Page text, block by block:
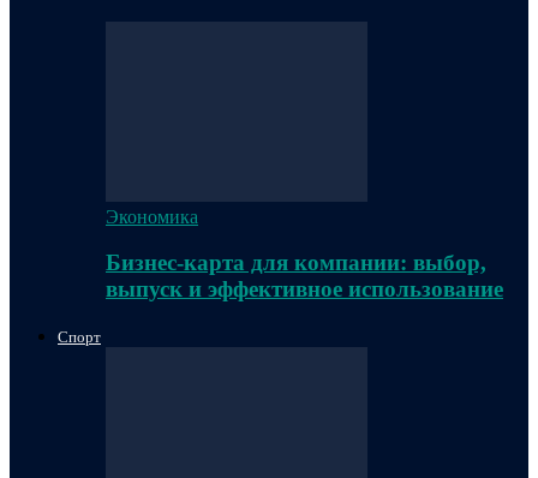
Экономика
Бизнес-карта для компании: выбор,
выпуск и эффективное использование
Спорт